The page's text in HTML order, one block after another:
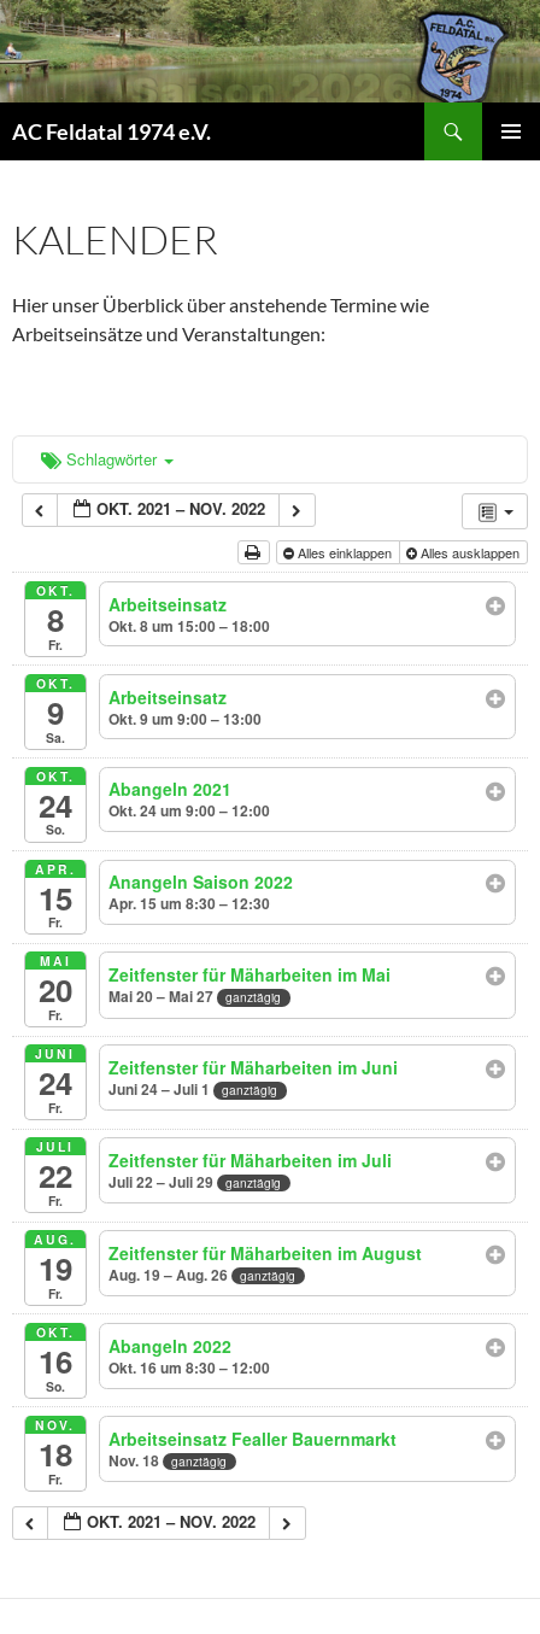
AC Feldatal 1974 e.V.
KALENDER
Hier unser Überblick über anstehende Termine wie
Arbeitseinsätze und Veranstaltungen:
Schlagwörter
OKT. 2021 – NOV. 2022
Alles einklappen Alles ausklappen
OKT.
8
Fr.
Arbeitseinsatz
Okt. 8 um 15:00 – 18:00
OKT.
9
Sa.
Arbeitseinsatz
Okt. 9 um 9:00 – 13:00
OKT.
24
So.
Abangeln 2021
Okt. 24 um 9:00 – 12:00
APR.
15
Fr.
Anangeln Saison 2022
Apr. 15 um 8:30 – 12:30
MAI
20
Fr.
Zeitfenster für Mäharbeiten im Mai
Mai 20 – Mai 27 ganztägig
JUNI
24
Fr.
Zeitfenster für Mäharbeiten im Juni
Juni 24 – Juli 1 ganztägig
JULI
22
Fr.
Zeitfenster für Mäharbeiten im Juli
Juli 22 – Juli 29 ganztägig
AUG.
19
Fr.
Zeitfenster für Mäharbeiten im August
Aug. 19 – Aug. 26 ganztägig
OKT.
16
So.
Abangeln 2022
Okt. 16 um 8:30 – 12:00
NOV.
18
Fr.
Arbeitseinsatz Fealler Bauernmarkt
Nov. 18 ganztägig
OKT. 2021 – NOV. 2022